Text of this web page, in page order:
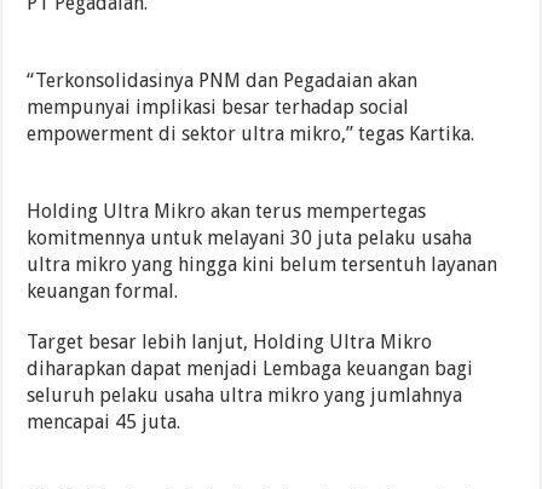
“Terkonsolidasinya PNM dan Pegadaian akan
mempunyai implikasi besar terhadap social
empowerment di sektor ultra mikro,” tegas Kartika.
Holding Ultra Mikro akan terus mempertegas
komitmennya untuk melayani 30 juta pelaku usaha
ultra mikro yang hingga kini belum tersentuh layanan
keuangan formal.
Target besar lebih lanjut, Holding Ultra Mikro
diharapkan dapat menjadi Lembaga keuangan bagi
seluruh pelaku usaha ultra mikro yang jumlahnya
mencapai 45 juta.